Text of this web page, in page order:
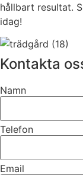
hållbart resultat.
idag!
Kontakta
Namn
Telefon
Email